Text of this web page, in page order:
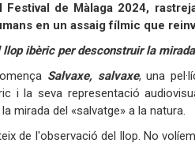
Festival de Màlaga 2024,
en un assaig fílmic que
ibèric per desconstruir la
Salvaxe, salvaxe, una
i la seva representació
mirada del «salvatge» a la natura.
de l'observació del llop. No